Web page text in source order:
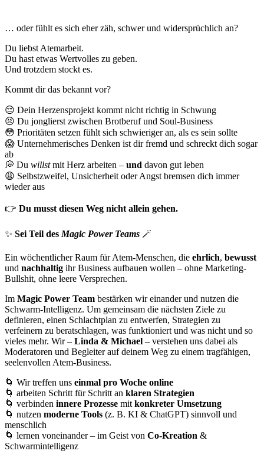
… oder fühlt es sich eher zäh, schwer und widersprüchlich an?
Du liebst Atemarbeit.
Du hast etwas Wertvolles zu geben.
Und trotzdem stockt es.
Kommt dir das bekannt vor?
😔 Dein Herzensprojekt kommt nicht richtig in Schwung
😣 Du jonglierst zwischen Brotberuf und Soul-Business
😳 Prioritäten setzen fühlt sich schwieriger an, als es sein sollte
😱 Unternehmerisches Denken ist dir fremd und schreckt dich sogar
ab
💭 Du willstmit Herz arbeiten – und davon gut leben
😩 Selbstzweifel, Unsicherheit oder Angst bremsen dich immer
wieder aus
👉 Du musst diesen Weg nicht allein gehen.
✨ Sei Teil des Magic Power Teams 🪄
Ein wöchentlicher Raum für Atem-Menschen, die ehrlich, bewusst
und nachhaltig ihr Business aufbauen wollen – ohne Marketing-
Bullshit, ohne leere Versprechen.
Im Magic Power Team bestärken wir einander und nutzen die
Schwarm-Intelligenz. Um gemeinsam die nächsten Ziele zu
definieren, einen Schlachtplan zu entwerfen, Strategien zu
verfeinern zu beratschlagen, was funktioniert und was nicht und so
vieles mehr. Wir – Linda & Michael – verstehen uns dabei als
Moderatoren und Begleiter auf deinem Weg zu einem tragfähigen,
seelenvollen Atem-Business.
🌀 Wir treffen uns einmal pro Woche online
🌀 arbeiten Schritt für Schritt an klaren Strategien
🌀 verbinden innere Prozesse mit konkreter Umsetzung
🌀 nutzen moderne Tools (z. B. KI & ChatGPT) sinnvoll und
menschlich
🌀 lernen voneinander – im Geist von Co-Kreation &
Schwarmintelligenz